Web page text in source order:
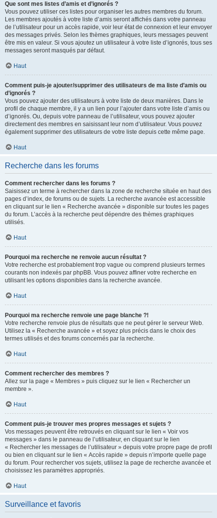
Que sont mes listes d’amis et d’ignorés ?
Vous pouvez utiliser ces listes pour organiser les autres membres du forum.
Les membres ajoutés à votre liste d’amis seront affichés dans votre panneau
de l’utilisateur pour un accès rapide, voir leur état de connexion et leur envoyer
des messages privés. Selon les thèmes graphiques, leurs messages peuvent
être mis en valeur. Si vous ajoutez un utilisateur à votre liste d’ignorés, tous ses
messages seront masqués par défaut.
Haut
Comment puis-je ajouter/supprimer des utilisateurs de ma liste d’amis ou
d’ignorés ?
Vous pouvez ajouter des utilisateurs à votre liste de deux manières. Dans le
profil de chaque membre, il y a un lien pour l’ajouter dans votre liste d’amis ou
d’ignorés. Ou, depuis votre panneau de l’utilisateur, vous pouvez ajouter
directement des membres en saisissant leur nom d’utilisateur. Vous pouvez
également supprimer des utilisateurs de votre liste depuis cette même page.
Haut
Recherche dans les forums
Comment rechercher dans les forums ?
Saisissez un terme à rechercher dans la zone de recherche située en haut des
pages d’index, de forums ou de sujets. La recherche avancée est accessible
en cliquant sur le lien « Recherche avancée » disponible sur toutes les pages
du forum. L’accès à la recherche peut dépendre des thèmes graphiques
utilisés.
Haut
Pourquoi ma recherche ne renvoie aucun résultat ?
Votre recherche est probablement trop vague ou comprend plusieurs termes
courants non indexés par phpBB. Vous pouvez affiner votre recherche en
utilisant les options disponibles dans la recherche avancée.
Haut
Pourquoi ma recherche renvoie une page blanche ?!
Votre recherche renvoie plus de résultats que ne peut gérer le serveur Web.
Utilisez la « Recherche avancée » et soyez plus précis dans le choix des
termes utilisés et des forums concernés par la recherche.
Haut
Comment rechercher des membres ?
Allez sur la page « Membres » puis cliquez sur le lien « Rechercher un
membre ».
Haut
Comment puis-je trouver mes propres messages et sujets ?
Vos messages peuvent être retrouvés en cliquant sur le lien « Voir vos
messages » dans le panneau de l’utilisateur, en cliquant sur le lien
« Rechercher les messages de l’utilisateur » depuis votre propre page de profil
ou bien en cliquant sur le lien « Accès rapide » depuis n’importe quelle page
du forum. Pour rechercher vos sujets, utilisez la page de recherche avancée et
choisissez les paramètres appropriés.
Haut
Surveillance et favoris